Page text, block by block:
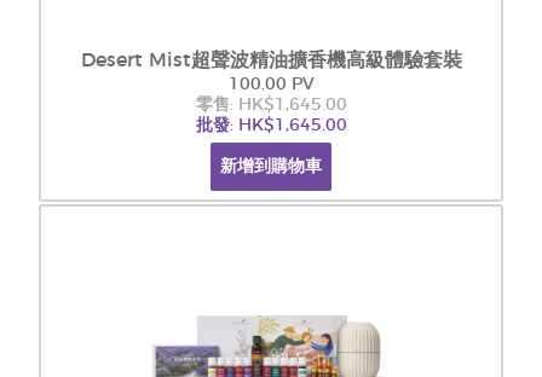
Desert Mist超聲波精油擴香機高級體驗套裝
100.00 PV
零售: HK$1,645.00
批發: HK$1,645.00
新增到購物車